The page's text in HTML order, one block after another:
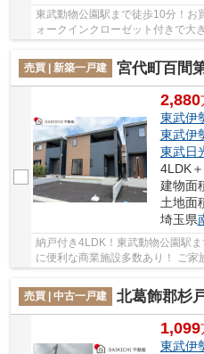
東武動物公園駅まで徒歩10分！お
ォークインクローゼット付きで大
売買 | 新築一戸建
宮代町百間第8 Ⅰ
2,880
東武伊
東武伊
東武日
4LDK
建物面
土地面
埼玉県
納戸付き4LDK！東武動物公園駅
に便利な商業施設多数あり！ ご
売買 | 中古一戸建
北葛飾郡杉
1,099
東武伊